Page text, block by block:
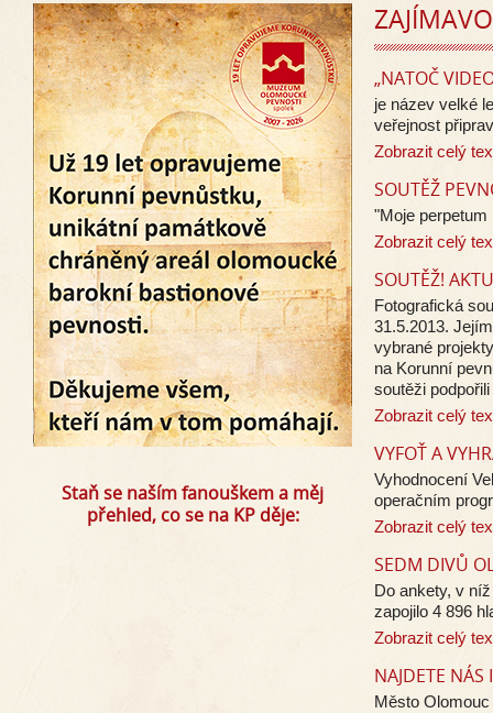
Staň se naším fanouškem a měj
přehled, co se na KP děje:
„NATOČ
je název velké
veřejnost
Zobrazit celý
SOUTĚŽ
"Moje
Zobrazit celý
SOUTĚŽ!
Fotografická
31.5.2013.
vybrané
na Korunní
soutěži
Zobrazit celý
VYFOŤ A
Vyhodnocení
operačním
Zobrazit celý
SEDM DIVŮ
Do ankety, v
zapojilo 4 896
Zobrazit celý
NAJDETE
Město